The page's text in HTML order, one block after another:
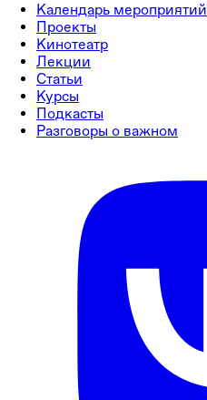
Календарь мероприятий
Проекты
Кинотеатр
Лекции
Статьи
Курсы
Подкасты
Разговоры о важном